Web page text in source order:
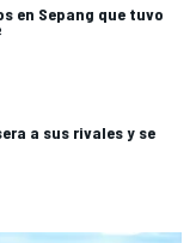
en Sepang que tuvo
a sus rivales y se